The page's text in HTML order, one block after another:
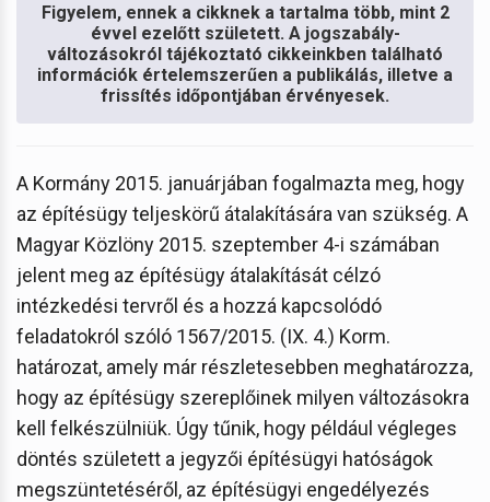
Figyelem, ennek a cikknek a tartalma több, mint 2
évvel ezelőtt született. A jogszabály-
változásokról tájékoztató cikkeinkben található
információk értelemszerűen a publikálás, illetve a
frissítés időpontjában érvényesek.
A Kormány 2015. januárjában fogalmazta meg, hogy
az építésügy teljeskörű átalakítására van szükség. A
Magyar Közlöny 2015. szeptember 4-i számában
jelent meg az építésügy átalakítását célzó
intézkedési tervről és a hozzá kapcsolódó
feladatokról szóló 1567/2015. (IX. 4.) Korm.
határozat, amely már részletesebben meghatározza,
hogy az építésügy szereplőinek milyen változásokra
kell felkészülniük. Úgy tűnik, hogy például végleges
döntés született a jegyzői építésügyi hatóságok
megszüntetéséről, az építésügyi engedélyezés